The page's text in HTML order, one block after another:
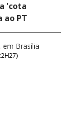
'cota
ao PT
em Brasília
)